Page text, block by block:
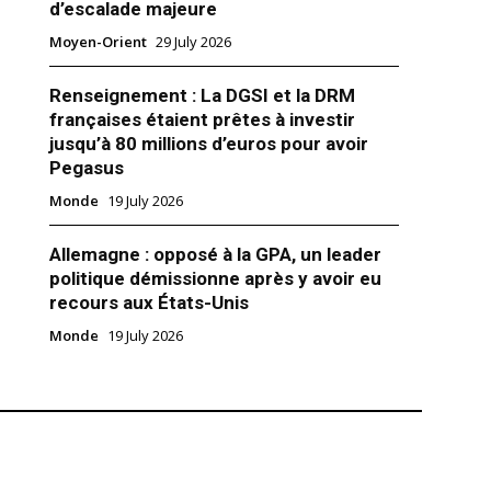
a prévenu Ankara avant les
sur l’Iran
d’escalade majeure
Moyen-Orient 29 July 2026
Renseignement : La DGSI et la DRM
françaises étaient prêtes à investir
jusqu’à 80 millions d’euros pour avoir
Pegasus
Monde 19 July 2026
Allemagne : opposé à la GPA, un leader
politique démissionne après y avoir eu
recours aux États-Unis
Monde 19 July 2026